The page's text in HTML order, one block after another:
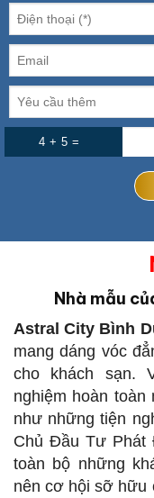
4 + 5 =
Nhà mẫu
Astral City Bình
mang dáng vóc
cho khách sạn.
nghiệm hoàn
như những tiện
Chủ Đầu Tư Phát
toàn bộ những
nên cơ hội sỡ hữu